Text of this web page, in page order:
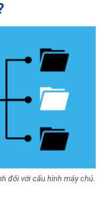
đối với cấu hình máy chủ.